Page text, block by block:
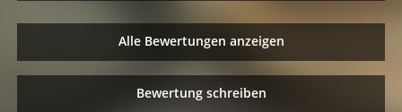
Alle Bewertungen anzeigen
Bewertung schreiben